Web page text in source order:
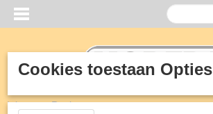
Inloggen Registreren
Cookies toestaan Opties